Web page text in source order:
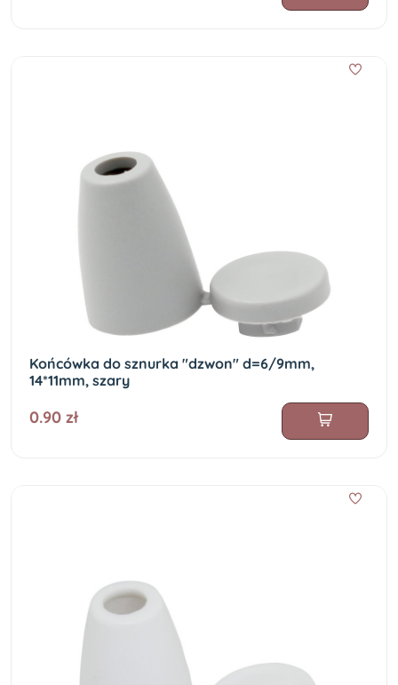
Końcówka do sznurka "dzwon" d=6/9mm,
14*11mm, szary
0.90 zł